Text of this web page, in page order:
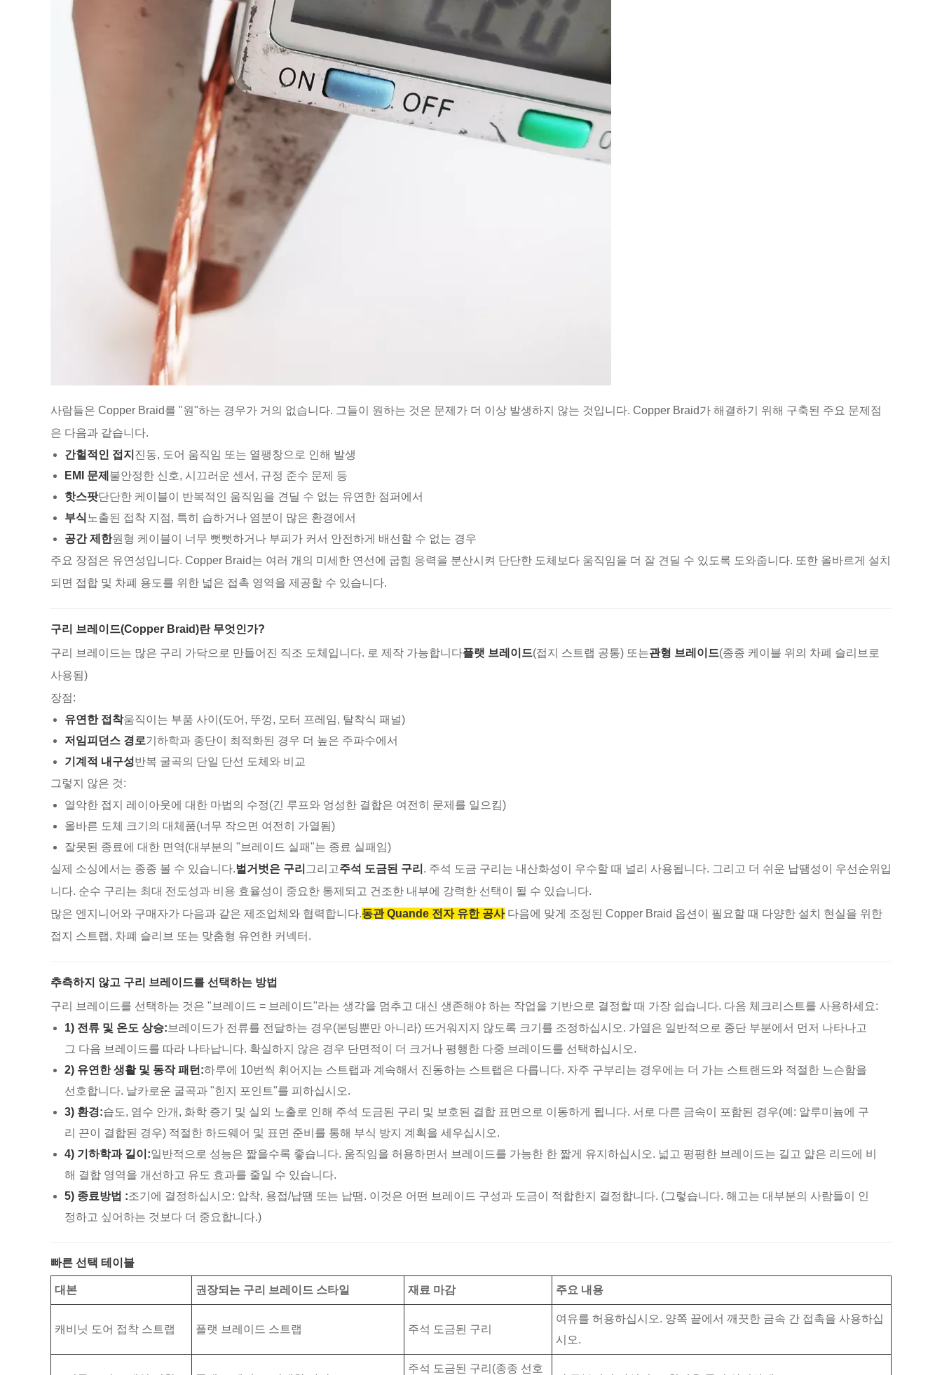
사람들은 Copper Braid를 "원"하는 경우가 거의 없습니다. 그들이 원하는 것은 문제가 더 이상 발생하지 않는 것입니다. Copper Braid가 해결하기 위해 구축된 주요 문제점
은 다음과 같습니다.
간헐적인 접지 진동, 도어 움직임 또는 열팽창으로 인해 발생
EMI 문제 불안정한 신호, 시끄러운 센서, 규정 준수 문제 등
핫스팟단단한 케이블이 반복적인 움직임을 견딜 수 없는 유연한 점퍼에서
부식 노출된 접착 지점, 특히 습하거나 염분이 많은 환경에서
공간 제한원형 케이블이 너무 뻣뻣하거나 부피가 커서 안전하게 배선할 수 없는 경우
주요 장점은 유연성입니다. Copper Braid는 여러 개의 미세한 연선에 굽힘 응력을 분산시켜 단단한 도체보다 움직임을 더 잘 견딜 수 있도록 도와줍니다. 또한 올바르게 설치
되면 접합 및 차폐 용도를 위한 넓은 접촉 영역을 제공할 수 있습니다.
구리 브레이드(Copper Braid)란 무엇인가?
구리 브레이드는 많은 구리 가닥으로 만들어진 직조 도체입니다. 로 제작 가능합니다플랫 브레이드(접지 스트랩 공통) 또는관형 브레이드(종종 케이블 위의 차폐 슬리브로
사용됨)
장점:
유연한 접착움직이는 부품 사이(도어, 뚜껑, 모터 프레임, 탈착식 패널)
저임피던스 경로기하학과 종단이 최적화된 경우 더 높은 주파수에서
기계적 내구성반복 굴곡의 단일 단선 도체와 비교
그렇지 않은 것:
열악한 접지 레이아웃에 대한 마법의 수정(긴 루프와 엉성한 결합은 여전히 ​​문제를 일으킴)
올바른 도체 크기의 대체품(너무 작으면 여전히 가열됨)
잘못된 종료에 대한 면역(대부분의 "브레이드 실패"는 종료 실패임)
실제 소싱에서는 종종 볼 수 있습니다.벌거벗은 구리 그리고주석 도금된 구리 . 주석 도금 구리는 내산화성이 우수할 때 널리 사용됩니다. 그리고 더 쉬운 납땜성이 우선순위입
니다. 순수 구리는 최대 전도성과 비용 효율성이 중요한 통제되고 건조한 내부에 강력한 선택이 될 수 있습니다.
많은 엔지니어와 구매자가 다음과 같은 제조업체와 협력합니다.동관 Quande 전자 유한 공사 다음에 맞게 조정된 Copper Braid 옵션이 필요할 때 다양한 설치 현실을 위한
접지 스트랩, 차폐 슬리브 또는 맞춤형 유연한 커넥터.
추측하지 않고 구리 브레이드를 선택하는 방법
구리 브레이드를 선택하는 것은 "브레이드 = 브레이드"라는 생각을 멈추고 대신 생존해야 하는 작업을 기반으로 결정할 때 가장 쉽습니다. 다음 체크리스트를 사용하세요:
1) 전류 및 온도 상승: 브레이드가 전류를 전달하는 경우(본딩뿐만 아니라) 뜨거워지지 않도록 크기를 조정하십시오. 가열은 일반적으로 종단 부분에서 먼저 나타나고
그 다음 브레이드를 따라 나타납니다. 확실하지 않은 경우 단면적이 더 크거나 평행한 다중 브레이드를 선택하십시오.
2) 유연한 생활 및 동작 패턴:하루에 10번씩 휘어지는 스트랩과 계속해서 진동하는 스트랩은 다릅니다. 자주 구부리는 경우에는 더 가는 스트랜드와 적절한 느슨함을
선호합니다. 날카로운 굴곡과 "힌지 포인트"를 피하십시오.
3) 환경:습도, 염수 안개, 화학 증기 및 실외 노출로 인해 주석 도금된 구리 및 보호된 결합 표면으로 이동하게 됩니다. 서로 다른 금속이 포함된 경우(예: 알루미늄에 구
리 끈이 결합된 경우) 적절한 하드웨어 및 표면 준비를 통해 부식 방지 계획을 세우십시오.
4) 기하학과 길이:일반적으로 성능은 짧을수록 좋습니다. 움직임을 허용하면서 브레이드를 가능한 한 짧게 유지하십시오. 넓고 평평한 브레이드는 길고 얇은 리드에 비
해 결합 영역을 개선하고 유도 효과를 줄일 수 있습니다.
5) 종료방법 :조기에 결정하십시오: 압착, 용접/납땜 또는 납땜. 이것은 어떤 브레이드 구성과 도금이 적합한지 결정합니다. (그렇습니다. 해고는 대부분의 사람들이 인
정하고 싶어하는 것보다 더 중요합니다.)
빠른 선택 테이블
대본 권장되는 구리 브레이드 스타일 재료 마감 주요 내용
캐비닛 도어 접착 스트랩 플랫 브레이드 스트랩 주석 도금된 구리
여유를 허용하십시오. 양쪽 끝에서 깨끗한 금속 간 접촉을 사용하십
시오.
주석 도금된 구리(종종 선호